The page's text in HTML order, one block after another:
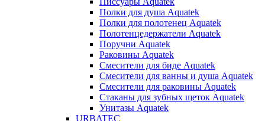
Полки для душа Aquatek
Полки для полотенец Aquatek
Полотенцедержатели Aquatek
Поручни Aquatek
Раковины Aquatek
Смесители для биде Aquatek
Смесители для ванны и душа Aquatek
Смесители для раковины Aquatek
Стаканы для зубных щеток Aquatek
Унитазы Aquatek
URBATEC